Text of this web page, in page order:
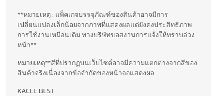
**หมายเหตุ : แพ็คเกจบรรจุภัณฑ์ของสินค้าอาจมีการ
เปลี่ยนแปลงเล็กน้อยจากภาพที่แสดงผลแต่ยังคงประสิทธิภาพ
การใช้งานเหมือนเดิม ทางบริษัทขอสงวนการแจ้งให้ทราบล่วง
หน้า**
หมายเหตุ**สีที่ปรากฏบนเว็บไซต์อาจมีความแตกต่างจากสีของ
สินค้าจริงเนื่องจากข้อจำกัดของหน้าจอแสดงผล
KACEE BEST